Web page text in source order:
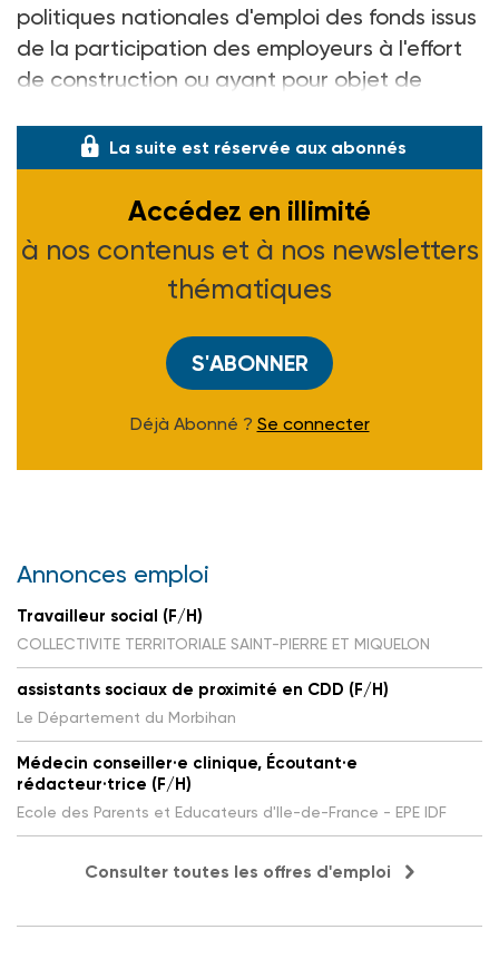
politiques nationales d'emploi des fonds issus
de la participation des employeurs à l'effort
de construction ou ayant pour objet de
La suite est réservée aux abonnés
Accédez en illimité
à nos contenus et à nos newsletters
thématiques
S'ABONNER
Déjà Abonné ? Se connecter
Annonces emploi
Travailleur social (F/H)
COLLECTIVITE TERRITORIALE SAINT-PIERRE ET MIQUELON
assistants sociaux de proximité en CDD (F/H)
Le Département du Morbihan
Médecin conseiller·e clinique, Écoutant·e
rédacteur·trice (F/H)
Ecole des Parents et Educateurs d'Ile-de-France - EPE IDF
Consulter toutes les offres d'emploi